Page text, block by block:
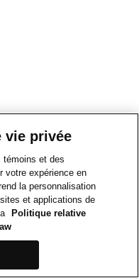
vie privée
témoins et des
votre expérience en
la personnalisation
et applications de
Politique relative